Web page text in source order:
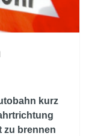
kurz
zu brennen